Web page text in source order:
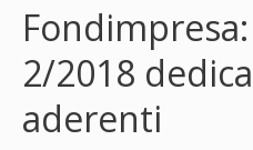
2/2018
aderenti